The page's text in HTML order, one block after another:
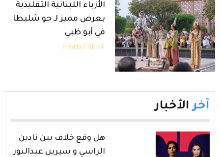
الأزياء اللبنانية التقليدية
بعرض مميز لـ جو شليطا
في أبو ظبي
HIGHSTREET
آخر الأخبار
هل وقع خلاف بين نادين
الراسي و سيرين عبدالنور